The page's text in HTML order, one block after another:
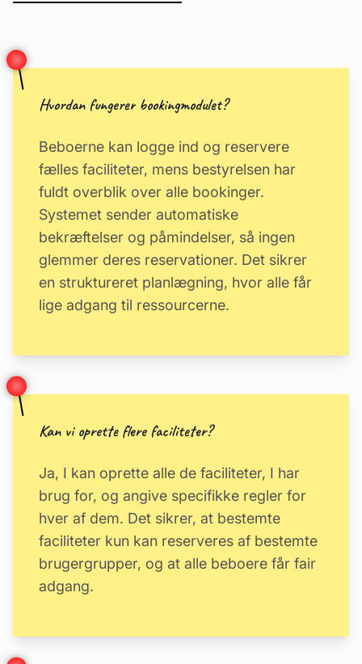
Hvordan fungerer bookingmodulet?
Beboerne kan logge ind og reservere
fælles faciliteter, mens bestyrelsen har
fuldt overblik over alle bookinger.
Systemet sender automatiske
bekræftelser og påmindelser, så ingen
glemmer deres reservationer. Det sikrer
en struktureret planlægning, hvor alle får
lige adgang til ressourcerne.
Kan vi oprette flere faciliteter?
Ja, I kan oprette alle de faciliteter, I har
brug for, og angive specifikke regler for
hver af dem. Det sikrer, at bestemte
faciliteter kun kan reserveres af bestemte
brugergrupper, og at alle beboere får fair
adgang.